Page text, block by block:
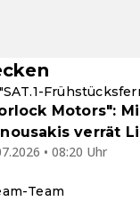
Motors":
verrät
• 08:20 Uhr
Team